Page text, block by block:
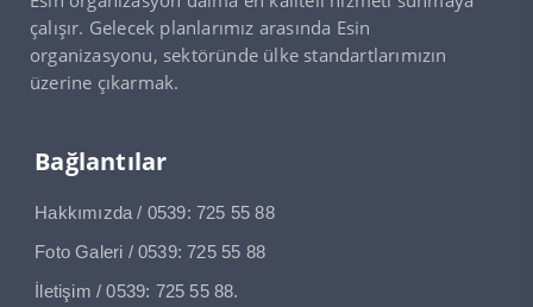
çalışır. Gelecek planlarımız arasında Esin
organizasyonu, sektöründe ülke standartlarımızın
üzerine çıkarmak.
Bağlantılar
Hakkımızda / 0539: 725 55 88
Foto Galeri / 0539: 725 55 88
İletişim / 0539: 725 55 88.